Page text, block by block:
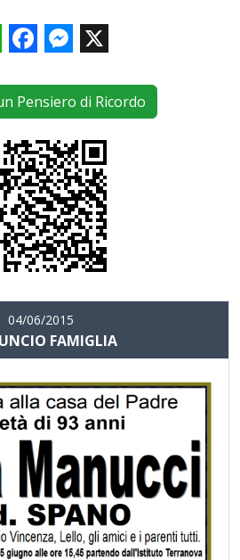
FacebookMessenger
X
Pensiero di Ricordo
04/06/2015
FAMIGLIA